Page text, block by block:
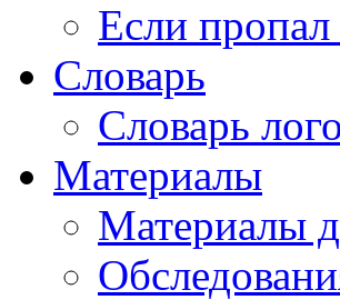
Если пропал
Словарь
Словарь
Материалы
Материалы